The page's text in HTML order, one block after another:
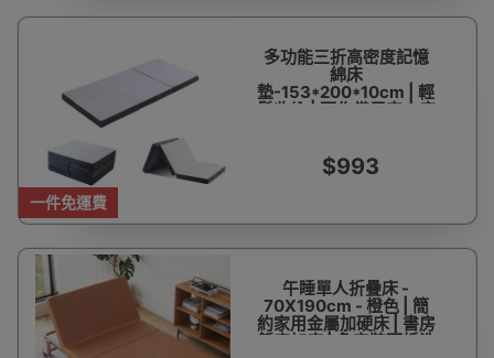
一件免運費
多功能三折高密度記憶
綿床
墊-153*200*10cm | 輕
鬆收納 | 可作備用客人床
$993
午睡單人折疊床 -
70X190cm - 橙色 | 簡
約家用金屬加硬床 | 書房
飯店加床 | 免安裝可拆洗